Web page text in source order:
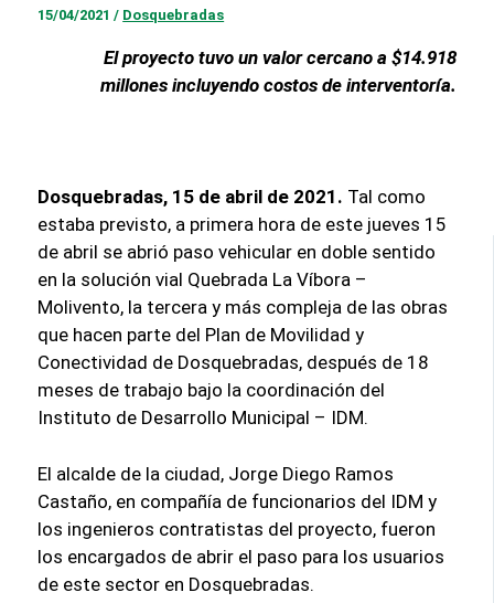
15/04/2021/ Dosquebradas
El proyecto tuvo un valor cercano a $14.918
millones incluyendo costos de interventoría.
Dosquebradas, 15 de abril de 2021. Tal como
estaba previsto, a primera hora de este jueves 15
de abril se abrió paso vehicular en doble sentido
en la solución vial Quebrada La Víbora –
Molivento, la tercera y más compleja de las obras
que hacen parte del Plan de Movilidad y
Conectividad de Dosquebradas, después de 18
meses de trabajo bajo la coordinación del
Instituto de Desarrollo Municipal – IDM.
El alcalde de la ciudad, Jorge Diego Ramos
Castaño, en compañía de funcionarios del IDM y
los ingenieros contratistas del proyecto, fueron
los encargados de abrir el paso para los usuarios
de este sector en Dosquebradas.